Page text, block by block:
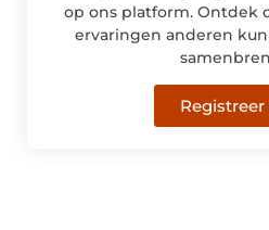
op ons platform. Ontdek
ervaringen anderen
Registreer